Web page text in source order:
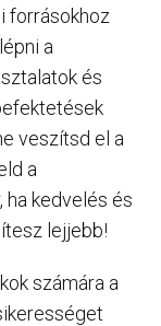
forrásokhoz
a
és
veszítsd el a
a
ha kedvelés és
lejjebb!
számára a